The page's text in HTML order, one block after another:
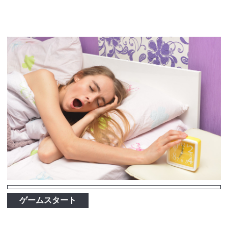
ゲームスタート